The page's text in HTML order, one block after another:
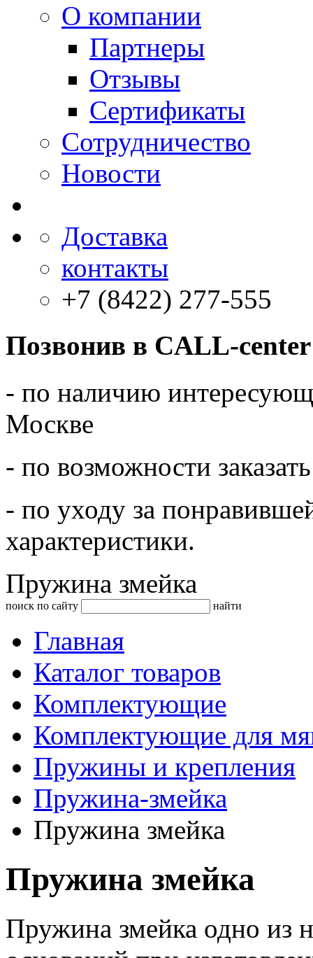
О компании
Партнеры
Отзывы
Сертификаты
Сотрудничество
Новости
Доставка
контакты
+7 (8422) 277-555
Позвонив в CALL-
- по наличию
Москве
- по возможности
- по уходу за
характеристики.
Пружина змейка
поиск по сайту найти
Главная
Каталог товаров
Комплектующие
Комплектующие для
Пружины и крепления
Пружина-змейка
Пружина змейка
Пружина змейка
Пружина змейка одно из